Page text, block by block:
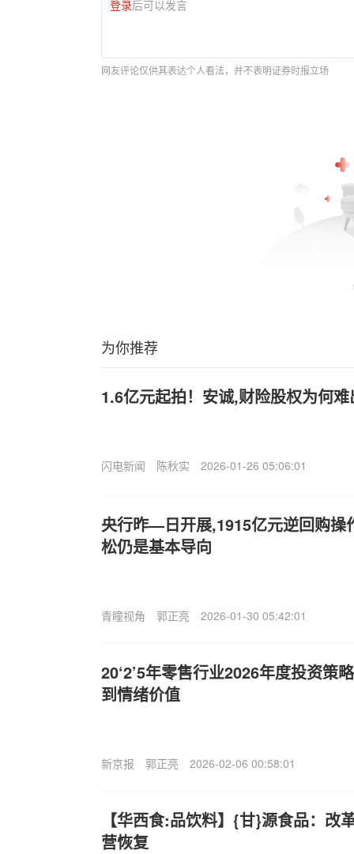
登录后可以发言
网友评论仅供其表达个人看法，并不表明证券时报立场
为你推荐
1.6亿元起拍！安诚,财险股权为何
闪电新闻 陈秋实 2026-01-26 05:06:01
央行昨—日开展,1915亿元逆回购操
松仍是基本导向
青瞳视角 郭正亮 2026-01-30 05:42:01
20‘2’5年零售行业2026年度投资策
到情绪价值
新京报 郭正亮 2026-02-06 00:58:01
【华西食:品饮料】{甘}源食品：改
营恢复